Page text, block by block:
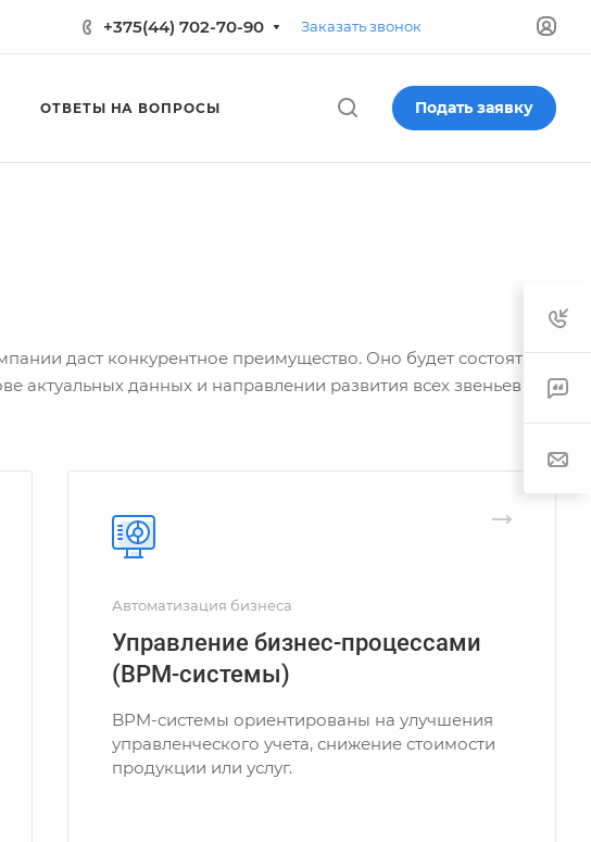
+375(44) 702-70-90 Заказать звонок
ОТВЕТЫ НА ВОПРОСЫ Подать заявку
даст конкурентное преимущество. Оно будет состоять в
актуальных данных и направлении развития всех звеньев
Автоматизация бизнеса
Управление бизнес-процессами
(BPM-системы)
BPM-системы ориентированы на улучшения
управленческого учета, снижение стоимости
продукции или услуг.